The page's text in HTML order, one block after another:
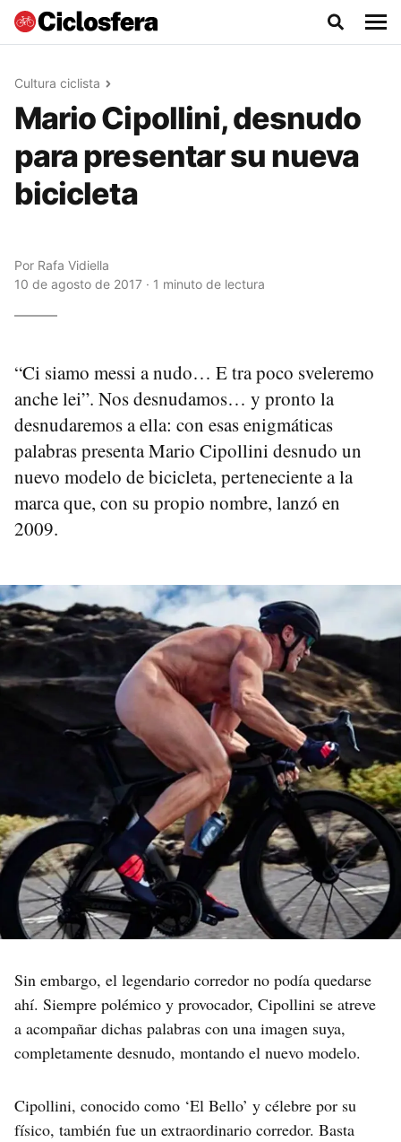
Cultura ciclista
Mario Cipollini, desnudo
para presentar su nueva
bicicleta
Por Rafa Vidiella
10 de agosto de 2017 · 1 minuto de lectura
“Ci siamo messi a nudo… E tra poco sveleremo
anche lei”. Nos desnudamos… y pronto la
desnudaremos a ella: con esas enigmáticas
palabras presenta Mario Cipollini desnudo un
nuevo modelo de bicicleta, perteneciente a la
marca que, con su propio nombre, lanzó en
2009.
Sin embargo, el legendario corredor no podía quedarse
ahí. Siempre polémico y provocador, Cipollini se atreve
a acompañar dichas palabras con una imagen suya,
completamente desnudo, montando el nuevo modelo.
Cipollini, conocido como ‘El Bello’ y célebre por su
físico, también fue un extraordinario corredor. Basta